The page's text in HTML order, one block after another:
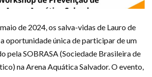
de 2024, os salva-vidas de Lauro de
oportunidade única de participar de um
pela SOBRASA (Sociedade Brasileira de
na Arena Aquática Salvador. O evento,